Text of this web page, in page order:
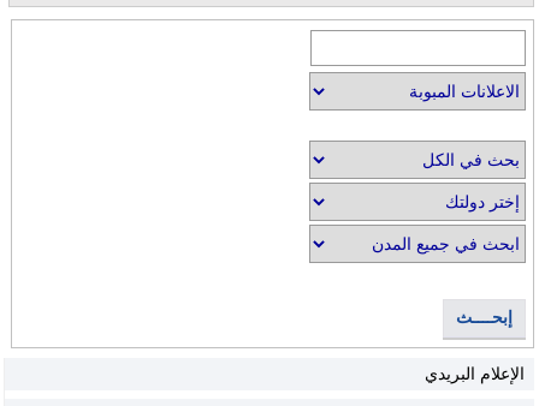
إبحــــث
الإعلام البريدي